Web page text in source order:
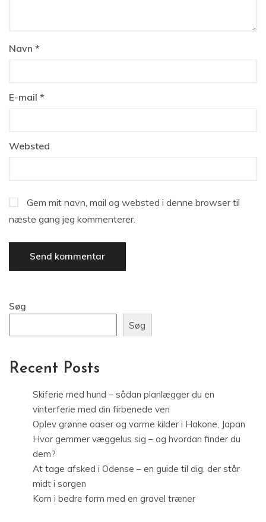
Navn *
E-mail *
Websted
Gem mit navn, mail og websted i denne browser til
næste gang jeg kommenterer.
Søg
Søg
Recent Posts
Skiferie med hund – sådan planlægger du en
vinterferie med din firbenede ven
Oplev grønne oaser og varme kilder i Hakone, Japan
Hvor gemmer væggelus sig – og hvordan finder du
dem?
At tage afsked i Odense – en guide til dig, der står
midt i sorgen
Kom i bedre form med en gravel træner